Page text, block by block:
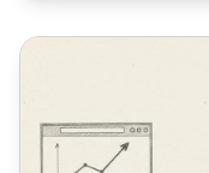
Cosa fa sì che i